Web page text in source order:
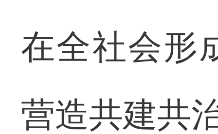
在全社会形
营造共建共